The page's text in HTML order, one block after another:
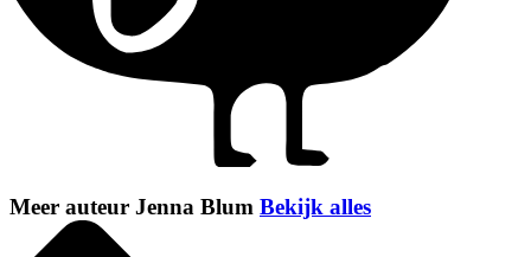
Meer auteur Jenna Blum Bekijk alles